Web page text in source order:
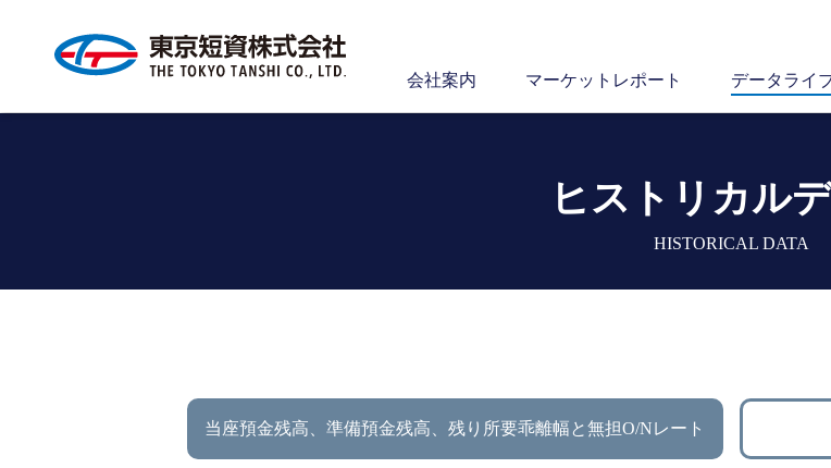
会社案内 マーケットレポート データライ
ヒストリカル
HISTORICAL DATA
当座預金残高、準備預金残高、残り所要乖離幅と無担O/Nレート